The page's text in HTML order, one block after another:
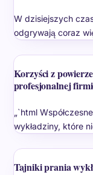
W dzisiejszych
odgrywają coraz
Korzyści z
profesjonalnej
„`html
wykładziny, które
Tajniki prania